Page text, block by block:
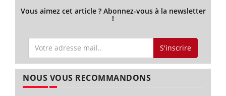
Vous aimez cet article ? Abonnez-vous à la newsletter
!
S'inscrire
NOUS VOUS RECOMMANDONS